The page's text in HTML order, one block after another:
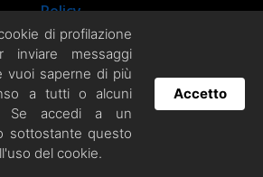
Policy
Hai domande? Chatta con noi!
di profilazione
messaggi
vuoi saperne di più
a tutti o alcuni
Se accedi a un
sottostante questo
del cookie.
Accetto